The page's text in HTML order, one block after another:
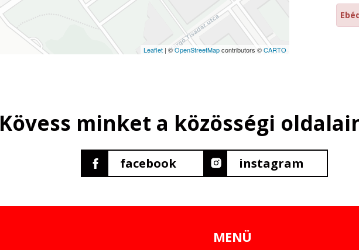
Leaflet | ©OpenStreetMapcontributors ©CARTO
Kövess minket a közösségi
facebook instagram
MENÜ